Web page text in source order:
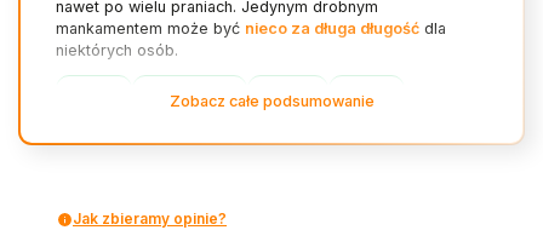
nawet po wielu praniach. Jedynym drobnym
mankamentem może być nieco za długa długość dla
niektórych osób.
Zobacz całe podsumowanie
Jak zbieramy opinie?